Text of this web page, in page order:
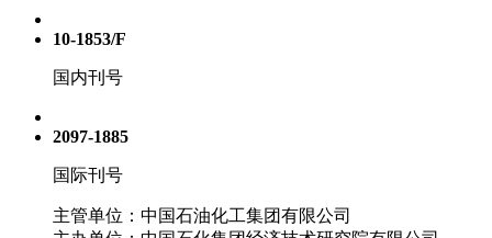
10-1853/F
国内刊号
2097-1885
国际刊号
主管单位：中国石油化工集团有限公司